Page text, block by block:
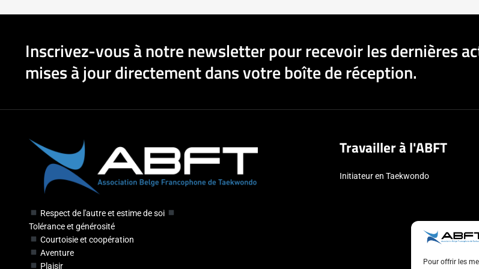
Pour offrir les
Inscrivez-vous à notre newsletter pour recevoir les dernières
mises à jour directement dans votre boîte de réception.
Respect de l'autre et estime de soi
Tolérance et générosité
Courtoisie et coopération
Aventure
Plaisir
Travailler à l'ABFT
Initiateur en Taekwondo